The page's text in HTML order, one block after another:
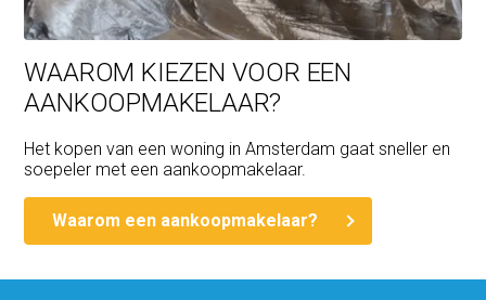
WAAROM KIEZEN VOOR EEN
AANKOOPMAKELAAR?
Het kopen van een woning in Amsterdam gaat sneller en
soepeler met een aankoopmakelaar.
Waarom een aankoopmakelaar?